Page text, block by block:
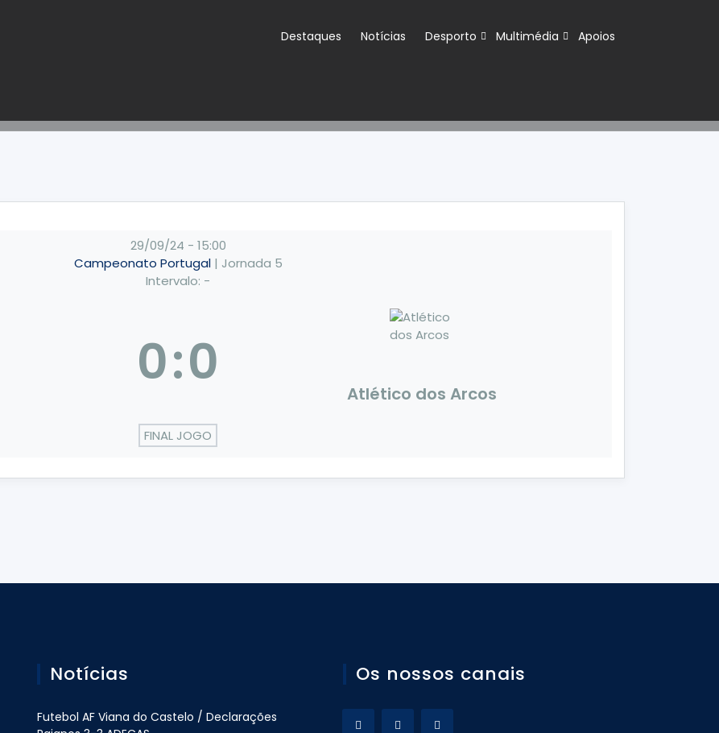
Destaques Notícias Desporto Multimédia Apoios
29/09/24 - 15:00
Campeonato Portugal | Jornada 5
Intervalo: -
0:0 Atlético dos Arcos
FINAL JOGO
Notícias
Futebol AF Viana do Castelo / Declarações
Os nossos canais